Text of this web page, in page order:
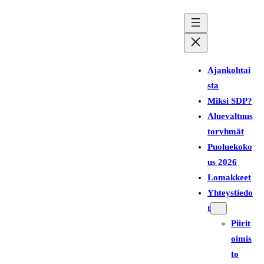
Ajankohtai
sta
Miksi SDP?
Aluevaltuus
toryhmät
Puoluekoko
us 2026
Lomakkeet
Yhteystiedo
t
Piirit
oimis
to